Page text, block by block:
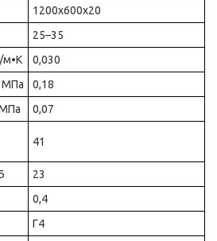
1200х600х20
25–35
м•К
0,030
МПа
0,18
0,07
41
23
0,4
Г4